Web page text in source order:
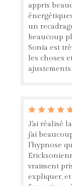
appris
un
beaucoup
Sonia est
les choses
J'ai réalisé
j'ai
l'hypnose
vraiment
expliquer,